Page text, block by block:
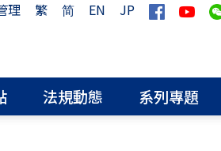
理 繁 简 EN
JP
法規動態 系列專題